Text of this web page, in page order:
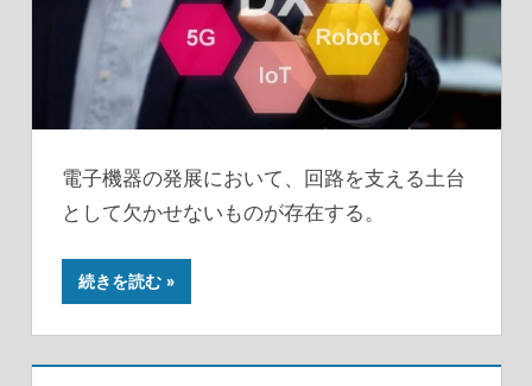
電子機器の発展において、回路を支える土台
として欠かせないものが存在する。
続きを読む